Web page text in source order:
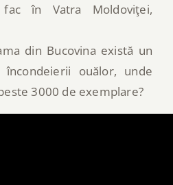
în Vatra Moldoviţei,
din Bucovina există un
încondeierii ouălor, unde
3000 de exemplare?